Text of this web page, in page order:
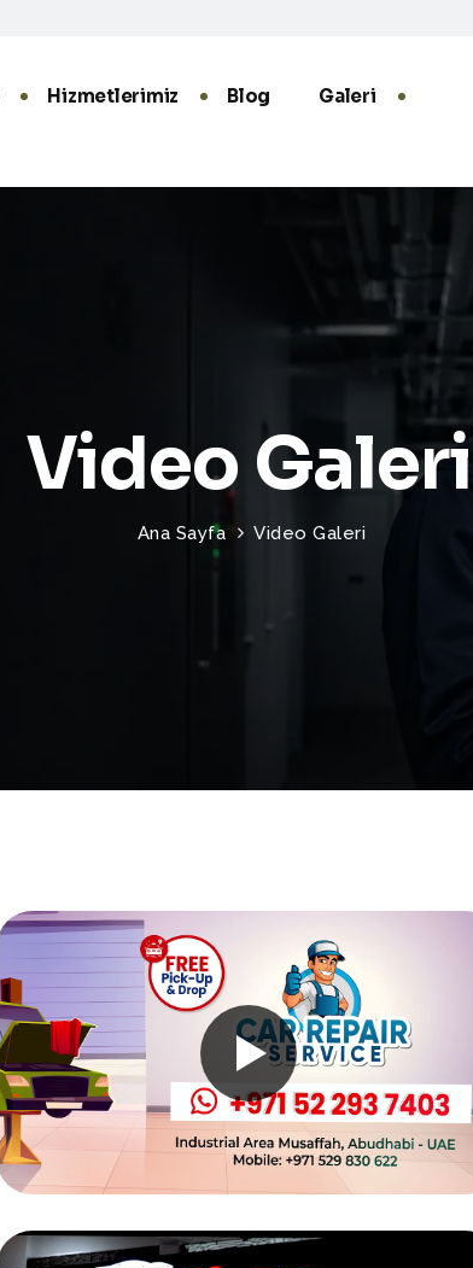
Hizmetlerimiz Blog Galeri
Video Galeri
Ana Sayfa Video Galeri